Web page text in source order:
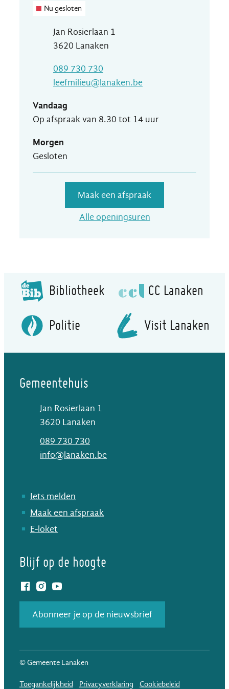
Nu gesloten
AdresJan Rosierlaan 1
,3620 Lanaken
089 730 730
E-mailleefmilieu@lanaken.be
Vandaag
Op afspraak van 8.30 tot 14 uur
Morgen
Gesloten
Maak een afspraak
Alle openingsurenDienst Leefmilieu
Bibliotheek CC Lanaken
Politie Visit Lanaken
Gemeentehuis
Jan Rosierlaan 1
,3620 Lanaken
089 730 730
E-mailinfo@lanaken.be
Iets melden
Maak een afspraak
E-loket
Blijf op de hoogte
Facebook
Instagram
YouTube
Abonneer je op de nieuwsbrief
© Gemeente Lanaken
Toegankelijkheid Privacyverklaring
Cookiebeleid